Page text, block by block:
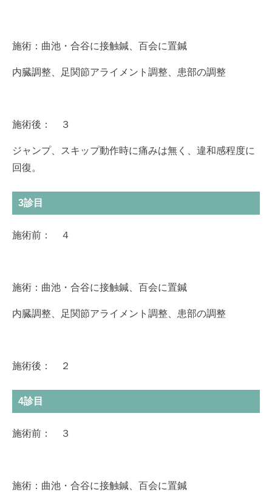
施術：曲池・合谷に接触鍼、百会に置鍼
内臓調整、足関節アライメント調整、患部の調整
施術後： ３
ジャンプ、スキップ動作時に痛みは無く、違和感程度に
回復。
3診目
施術前： ４
施術：曲池・合谷に接触鍼、百会に置鍼
内臓調整、足関節アライメント調整、患部の調整
施術後： ２
4診目
施術前： ３
施術：曲池・合谷に接触鍼、百会に置鍼